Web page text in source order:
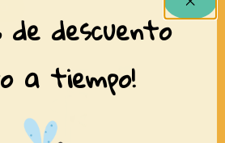
de descuento
a tiempo!